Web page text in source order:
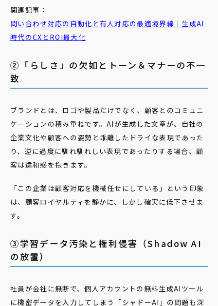
関連記事：
問い合わせ対応の自動化と有人対応の最適境界線｜生成AI
時代のCXとROI最大化
②「らしさ」の欠如とトーン＆マナーの不一
致
ブランドとは、ロゴや製品だけでなく、顧客とのコミュニ
ケーションの積み重ねです。AIが生成した文章が、自社の
企業文化や顧客への姿勢と乖離したドライな表現であった
り、逆に過度に馴れ馴れしい表現であったりする場合、顧
客は違和感を抱きます。
「この企業は顧客対応を機械任せにしている」という印象
は、顧客ロイヤルティを静かに、しかし確実に低下させま
す。
③学習データ汚染と権利侵害（Shadow AI
の放置）
社員が会社に無断で、個人アカウントの無料生成AIツール
に機密データを入力してしまう「シャドーAI」の問題も深